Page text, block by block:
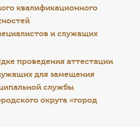
квалификационного
и служащих
проведения аттестации
для замещения
службы
округа «город